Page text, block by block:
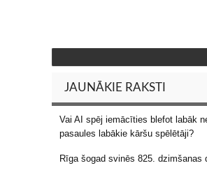
JAUNĀKIE RAKSTI
Vai AI spēj iemācīties blefot labāk
pasaules labākie kāršu spēlētāji?
Rīga šogad svinēs 825. dzimšanas